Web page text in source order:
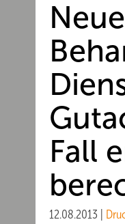
Fall
12.08.2013